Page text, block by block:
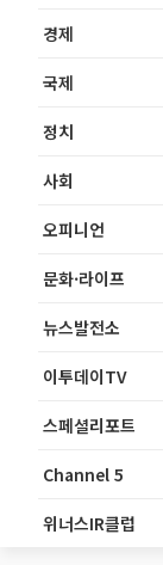
경제
국제
정치
사회
오피니언
문화·라이프
뉴스발전소
이투데이TV
스페셜리포트
Channel 5
위너스IR클럽